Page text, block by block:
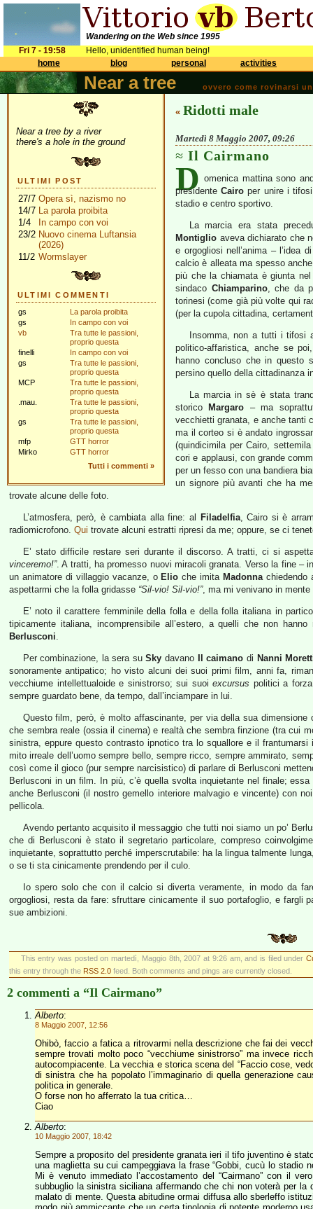
Wandering on the Web since 1995
Fri 7 - 19:58
Hello, unidentified human being!
home
blog personal activities
Near a tree ovvero come rovinarsi
Near a tree by a river
there's a hole in the ground
ULTIMI POST
27/7 Opera sì, nazismo no
14/7 La parola proibita
1/4
In campo con voi
23/2 Nuovo cinema Luftansia
(2026)
11/2 Wormslayer
ULTIMI COMMENTI
gs
La parola proibita
gs
In campo con voi
vb
Tra tutte le passioni,
proprio questa
finelli
In campo con voi
gs
Tra tutte le passioni,
proprio questa
MCP
Tra tutte le passioni,
proprio questa
.mau.
Tra tutte le passioni,
proprio questa
gs
Tra tutte le passioni,
proprio questa
mfp
GTT horror
Mirko
GTT horror
Tutti i commenti »
« Ridotti male
Martedì 8 Maggio 2007, 09:26
Il Cairmano
D omenica mattina sono
presidenteCairo per unire i
stadio e centro sportivo.
La marcia era stata
Montiglio aveva dichiarato che
e orgogliosi nell’anima – l’idea
calcio è alleata ma spesso
più che la chiamata è giunta
sindaco Chiamparino, che da
torinesi (come già più volte qui
(per la cupola cittadina,
Insomma, non a tutti i tifosi
politico-affaristica, anche se
hanno concluso che in questo
persino quello della cittadinanza
La marcia in sè è stata
storico
Margaro – ma
vecchietti granata, e anche tanti
ma il corteo si è andato
(quindicimila per Cairo,
cori e applausi, con grande
per un fesso con una bandiera
un signore più avanti che ha
trovate alcune delle foto.
L’atmosfera, però, è cambiata alla fine: al Filadelfia, Cairo si è
radiomicrofono. Qui trovate alcuni estratti ripresi da me; oppure, se ci
E’ stato difficile restare seri durante il discorso. A tratti, ci si
vinceremo!”. A tratti, ha promesso nuovi miracoli granata. Verso la fine –
un animatore di villaggio vacanze, o Elio che imita Madonnachiedendo
aspettarmi che la folla gridasse “Sil-vio! Sil-vio!”, ma mi venivano in
E’ noto il carattere femminile della folla e della folla italiana in
tipicamente italiana, incomprensibile all’estero, a quelli che non
Berlusconi.
Per combinazione, la sera suSky davano Il caimano di Nanni
sonoramente antipatico; ho visto alcuni dei suoi primi film, anni fa,
vecchiume intellettualoide e sinistrorso; sui suoi excursus politici a
sempre guardato bene, da tempo, dall’inciampare in lui.
Questo film, però, è molto affascinante, per via della sua
che sembra reale (ossia il cinema) e realtà che sembra finzione (tra cui
sinistra, eppure questo contrasto ipnotico tra lo squallore e il
mito irreale dell’uomo sempre bello, sempre ricco, sempre ammirato,
così come il gioco (pur sempre narcisistico) di parlare di Berlusconi
Berlusconi in un film. In più, c’è quella svolta inquietante nel finale;
anche Berlusconi (il nostro gemello interiore malvagio e vincente) con
pellicola.
Avendo pertanto acquisito il messaggio che tutti noi siamo un po’
che di Berlusconi è stato il segretario particolare, compreso
inquietante, soprattutto perché imperscrutabile: ha la lingua talmente
o se ti sta cinicamente prendendo per il culo.
Io spero solo che con il calcio si diverta veramente, in modo da
orgogliosi, resta da fare: sfruttare cinicamente il suo portafoglio, e fargli
sue ambizioni.
This entry was posted on martedì, Maggio 8th, 2007 at 9:26 am, and is filed under
this entry through the RSS 2.0 feed. Both comments and pings are currently closed.
2 commenti a “Il Cairmano”
Alberto:
8 Maggio 2007, 12:56
Ohibò, faccio a fatica a ritrovarmi nella descrizione che fai dei
sempre trovati molto poco “vecchiume sinistrorso” ma invece
autocompiacente. La vecchia e storica scena del “Faccio cose,
di sinistra che ha popolato l’immaginario di quella generazione
politica in generale.
O forse non ho afferrato la tua critica…
Ciao
Alberto:
10 Maggio 2007, 18:42
Sempre a proposito del presidente granata ieri il tifo juventino è
una maglietta su cui campeggiava la frase “Gobbi, cucù lo stadio
Mi è venuto immediato l’accostamento del “Cairmano” con il
subbuglio la sinistra siciliana affermando che chi non voterà per
malato di mente. Questa abitudine ormai diffusa allo sberleffo